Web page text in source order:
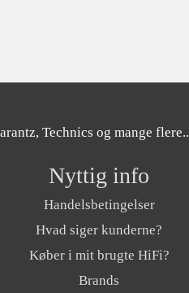
Technics og mange flere..
Nyttig info
Handelsbetingelser
Hvad siger kunderne?
Køber i mit brugte HiFi?
Brands